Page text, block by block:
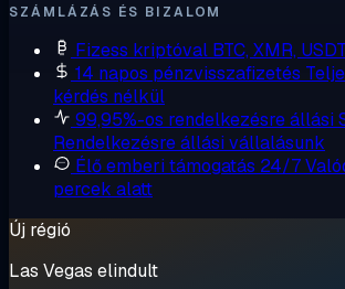
SZÁMLÁZÁS ÉS BIZALOM
Fizess kriptóval BTC, XMR,
14 napos pénzvisszafizetés
kérdés nélkül
99,95%-os rendelkezésre állási
Rendelkezésre állási vállalásunk
Élő emberi támogatás 24/7
percek alatt
Új régió
Las Vegas elindult